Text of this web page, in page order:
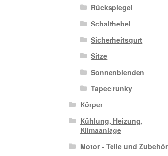
Rückspiegel
Schalthebel
Sicherheitsgurt
Sitze
Sonnenblenden
Tapecírunky
Körper
Kühlung, Heizung,
Klimaanlage
Motor - Teile und Zubehör